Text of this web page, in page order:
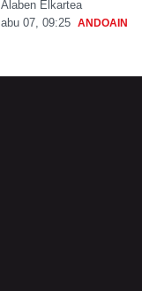
Alaben Elkartea
abu 07, 09:25 ANDOAIN